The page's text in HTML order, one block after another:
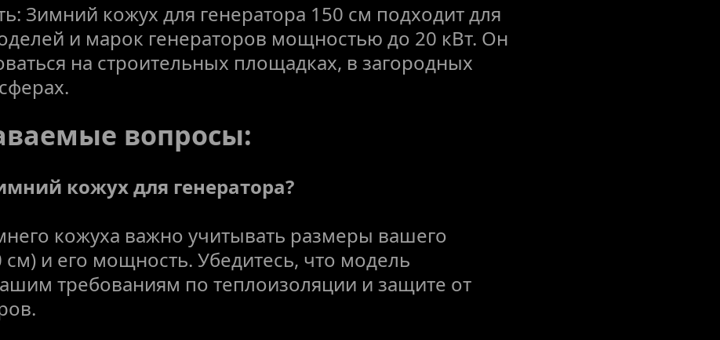
Зимний кожух для генератора 150 см подходит для
и марок генераторов мощностью до 20 кВт. Он
на строительных площадках, в загородных
вопросы:
кожух для генератора?
кожуха важно учитывать размеры вашего
см) и его мощность. Убедитесь, что модель
требованиям по теплоизоляции и защите от